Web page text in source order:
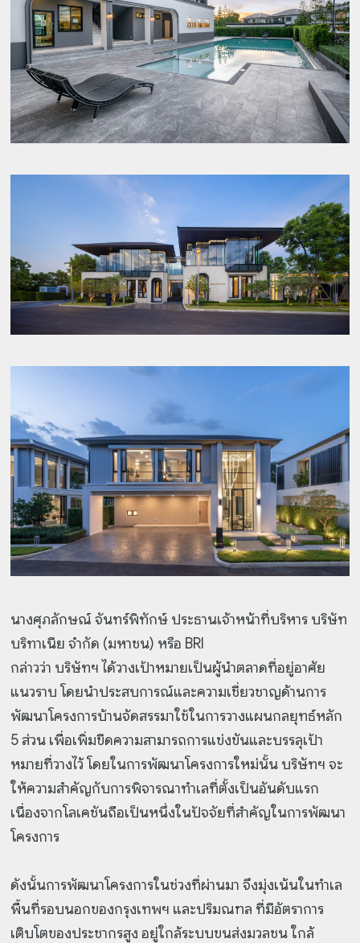
นางศุภลักษณ์ จันทร์พิทักษ์ ประธานเจ้าหน้าที่บริหาร บริษัท
บริทาเนีย จำกัด (มหาชน) หรือ BRI
กล่าวว่า บริษัทฯ ได้วางเป้าหมายเป็นผู้นำตลาดที่อยู่อาศัย
แนวราบ โดยนำประสบการณ์และความเชี่ยวชาญด้านการ
พัฒนาโครงการบ้านจัดสรรมาใช้ในการวางแผนกลยุทธ์หลัก
5 ส่วน เพื่อเพิ่มขีดความสามารถการแข่งขันและบรรลุเป้า
หมายที่วางไว้ โดยในการพัฒนาโครงการใหม่นั้น บริษัทฯ จะ
ให้ความสำคัญกับการพิจารณาทำเลที่ตั้งเป็นอันดับแรก
เนื่องจากโลเคชันถือเป็นหนึ่งในปัจจัยที่สำคัญในการพัฒนา
โครงการ
ดังนั้นการพัฒนาโครงการในช่วงที่ผ่านมา จึงมุ่งเน้นในทำเล
พื้นที่รอบนอกของกรุงเทพฯ และปริมณฑล ที่มีอัตราการ
เติบโตของประชากรสูง อยู่ใกล้ระบบขนส่งมวลชน ใกล้